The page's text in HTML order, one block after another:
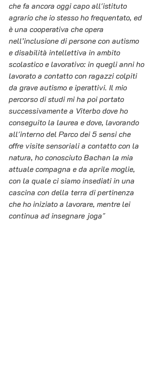
che fa ancora oggi capo all'istituto
agrario che io stesso ho frequentato, ed
è una cooperativa che opera
nell’inclusione di persone con autismo
e disabilità intellettiva in ambito
scolastico e lavorativo: in quegli anni ho
lavorato a contatto con ragazzi colpiti
da grave autismo e iperattivi. Il mio
percorso di studi mi ha poi portato
successivamente a Viterbo dove ho
conseguito la laurea e dove, lavorando
all'interno del Parco dei 5 sensi che
offre visite sensoriali a contatto con la
natura, ho conosciuto Bachan la mia
attuale compagna e da aprile moglie,
con la quale ci siamo insediati in una
cascina con della terra di pertinenza
che ho iniziato a lavorare, mentre lei
continua ad insegnare joga"